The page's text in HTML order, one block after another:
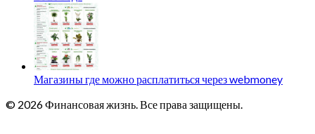
Магазины где можно расплатиться через webmoney
© 2026 Финансовая жизнь. Все права защищены.